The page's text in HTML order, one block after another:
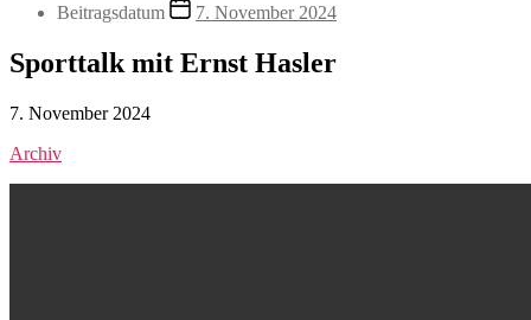
Beitragsdatum
7. November 2024
Sporttalk mit Ernst Hasler
7. November 2024
Archiv